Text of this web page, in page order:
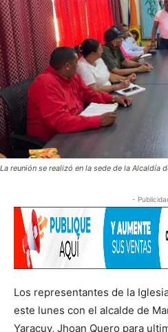
La reunión se realizó en la sede de la Alcaldía
-
Los representantes de la
este lunes con el alcalde de
Yaracuy, Jhoan Quero para